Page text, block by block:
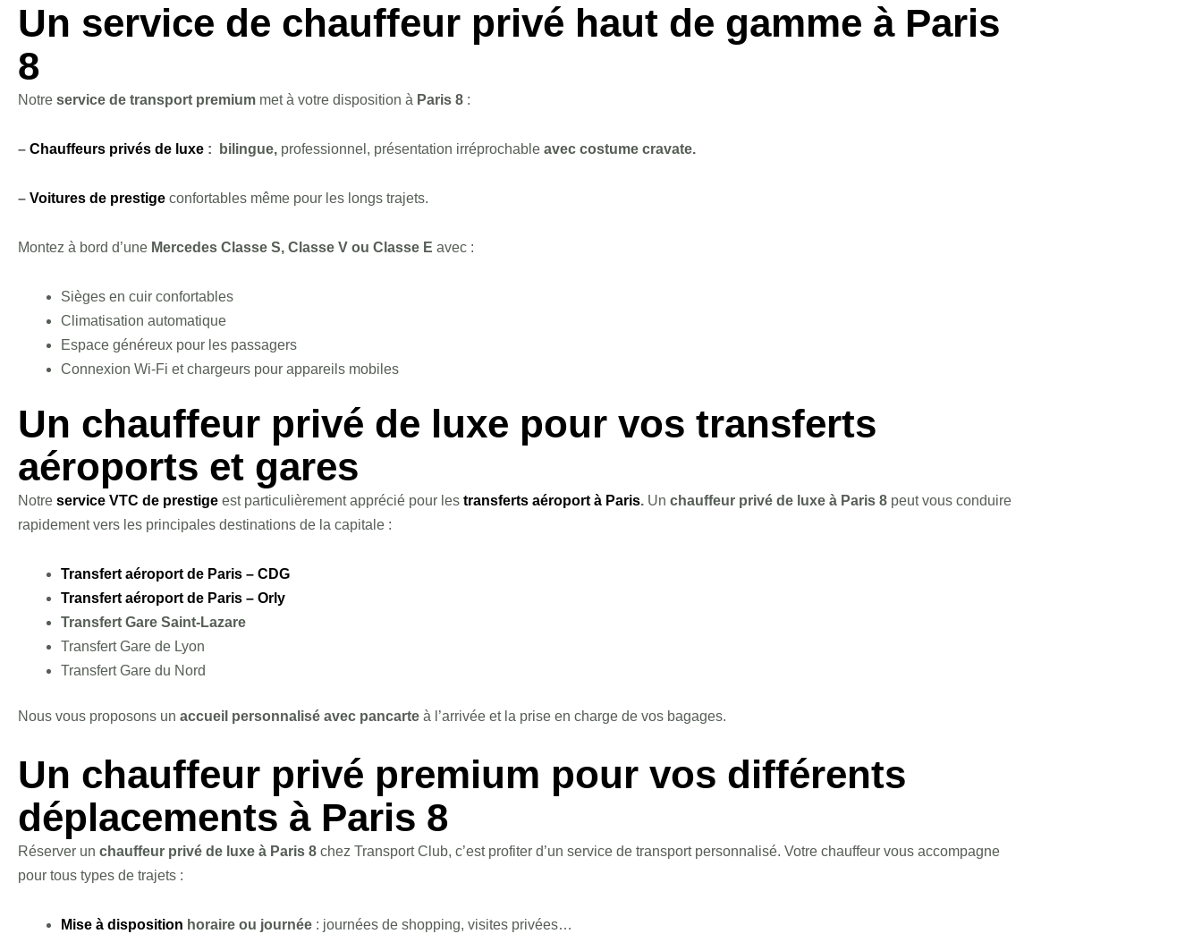
Un service de chauffeur privé haut de gamme à Paris
8
Notre service de transport premium met à votre disposition à Paris 8 :
– Chauffeurs privés de luxe : bilingue, professionnel, présentation irréprochable avec costume cravate.
– Voitures de prestige confortables même pour les longs trajets.
Montez à bord d’une Mercedes Classe S, Classe V ou Classe E avec :
Sièges en cuir confortables
Climatisation automatique
Espace généreux pour les passagers
Connexion Wi-Fi et chargeurs pour appareils mobiles
Un chauffeur privé de luxe pour vos transferts
aéroports et gares
Notre service VTC de prestige est particulièrement apprécié pour les transferts aéroport à Paris. Un chauffeur privé de luxe à Paris 8 peut vous conduire
rapidement vers les principales destinations de la capitale :
Transfert aéroport de Paris – CDG
Transfert aéroport de Paris – Orly
Transfert Gare Saint-Lazare
Transfert Gare de Lyon
Transfert Gare du Nord
Nous vous proposons un accueil personnalisé avec pancarte à l’arrivée et la prise en charge de vos bagages.
Un chauffeur privé premium pour vos différents
déplacements à Paris 8
Réserver un chauffeur privé de luxe à Paris 8 chez Transport Club, c’est profiter d’un service de transport personnalisé. Votre chauffeur vous accompagne
pour tous types de trajets :
Mise à disposition horaire ou journée : journées de shopping, visites privées…